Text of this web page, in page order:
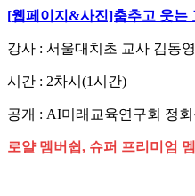
[웹페이지&사진]춤추고 웃는
강사 : 서울대치초 교사 김동영
시간 : 2차시(1시간)
공개 : AI미래교육연구회 정
로얄 멤버쉽, 슈퍼 프리미엄